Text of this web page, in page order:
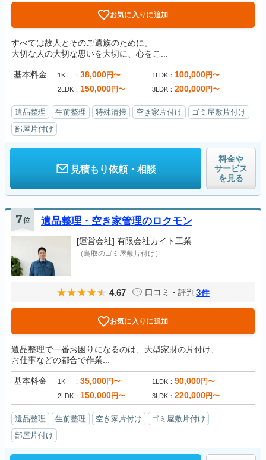
お気に入りに追加
すべては故人とそのご遺族のために。
大切な人の大切な思いを大切に、心をこ...
基本料金 1K 38,000円〜 1LDK 100,000円〜
2LDK 150,000円〜 3LDK 200,000円〜
遺品整理 生前整理 特殊清掃 空き家片付け
ゴミ屋敷片付け
部屋片付け
見積もり依頼・相談
料金や
サービス
を見る
7位 遺品整理・空き家管理のロクモン
[運営会社] 有限会社カイト工業
（鳥取のゴミ屋敷片付け）
4.67 口コミ・評判 3件
お気に入りに追加
遺品整理で一番お困りになるのは、大型家財の片付け、
お仕事などの都合で作業...
基本料金 1K 35,000円〜 1LDK 90,000円〜
2LDK 150,000円〜 3LDK 220,000円〜
遺品整理 生前整理 空き家片付け
ゴミ屋敷片付け
部屋片付け